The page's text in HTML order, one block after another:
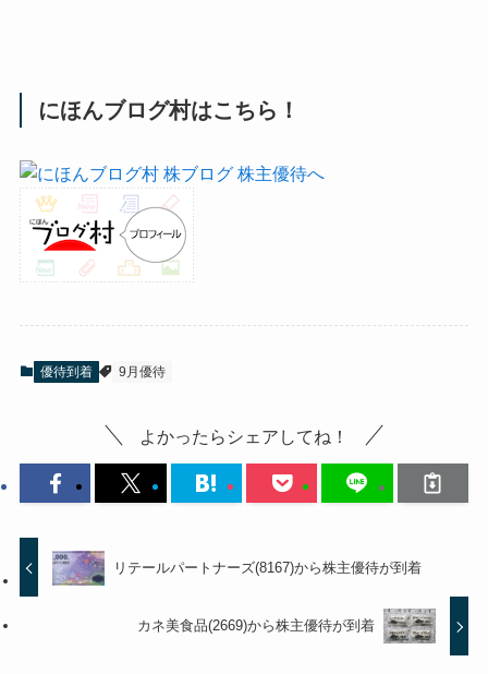
にほんブログ村はこちら！
優待到着 9月優待
よかったらシェアしてね！
リテールパートナーズ(8167)から株主優待が到着
カネ美食品(2669)から株主優待が到着